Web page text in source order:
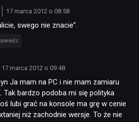
17 marca 2012 o 08:58
swego nie znacie”.
17 marca 2012 o 09:48
Ja mam na PC i nie mam zamiaru
Tak bardzo podoba mi się polityka
lubi grać na konsole ma grę w cenie
niż zachodnie wersje. To że nie